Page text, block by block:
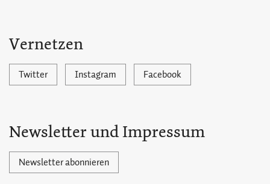
Vernetzen
Twitter Instagram Facebook
Newsletter und Impressum
Newsletter abonnieren